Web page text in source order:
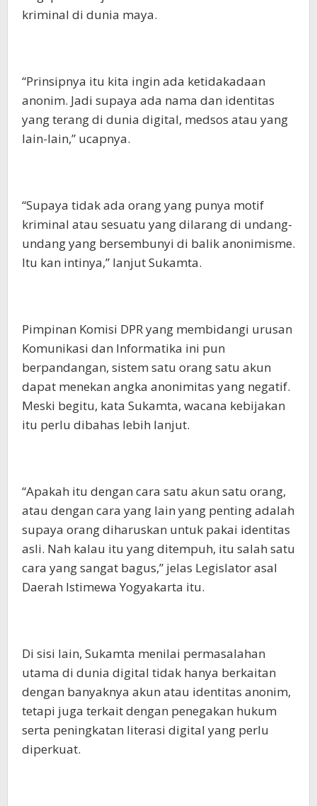
kriminal di dunia maya.
“Prinsipnya itu kita ingin ada ketidakadaan
anonim. Jadi supaya ada nama dan identitas
yang terang di dunia digital, medsos atau yang
lain-lain,” ucapnya.
“Supaya tidak ada orang yang punya motif
kriminal atau sesuatu yang dilarang di undang-
undang yang bersembunyi di balik anonimisme.
Itu kan intinya,” lanjut Sukamta.
Pimpinan Komisi DPR yang membidangi urusan
Komunikasi dan Informatika ini pun
berpandangan, sistem satu orang satu akun
dapat menekan angka anonimitas yang negatif.
Meski begitu, kata Sukamta, wacana kebijakan
itu perlu dibahas lebih lanjut.
“Apakah itu dengan cara satu akun satu orang,
atau dengan cara yang lain yang penting adalah
supaya orang diharuskan untuk pakai identitas
asli. Nah kalau itu yang ditempuh, itu salah satu
cara yang sangat bagus,” jelas Legislator asal
Daerah Istimewa Yogyakarta itu.
Di sisi lain, Sukamta menilai permasalahan
utama di dunia digital tidak hanya berkaitan
dengan banyaknya akun atau identitas anonim,
tetapi juga terkait dengan penegakan hukum
serta peningkatan literasi digital yang perlu
diperkuat.